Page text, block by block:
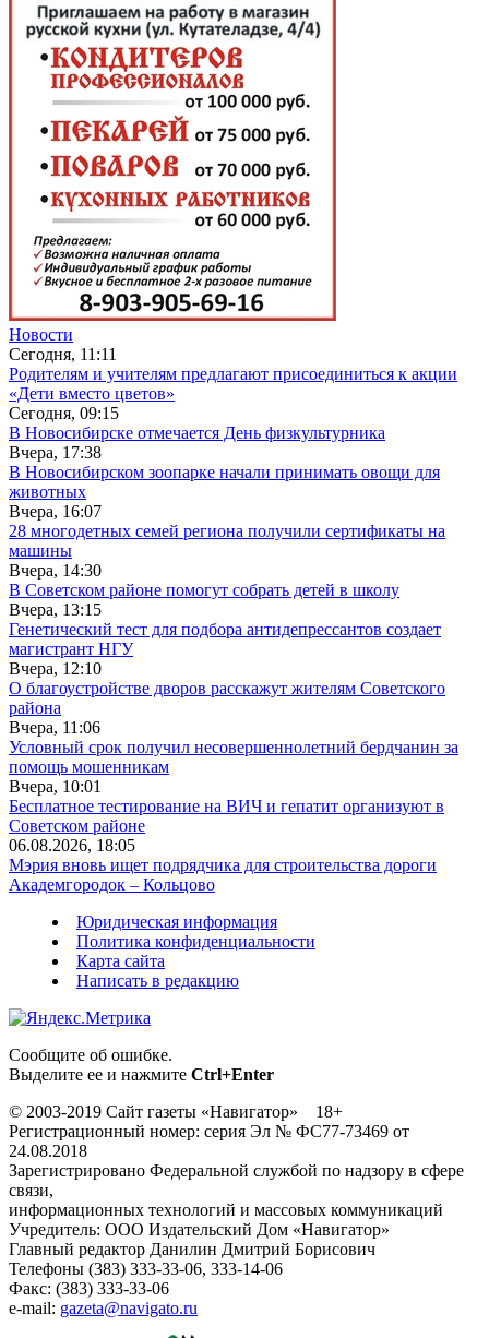
Новости
Сегодня, 11:11
Родителям и учителям предлагают присоединиться к акции
«Дети вместо цветов»
Сегодня, 09:15
В Новосибирске отмечается День физкультурника
Вчера, 17:38
В Новосибирском зоопарке начали принимать овощи для
животных
Вчера, 16:07
28 многодетных семей региона получили сертификаты на
машины
Вчера, 14:30
В Советском районе помогут собрать детей в школу
Вчера, 13:15
Генетический тест для подбора антидепрессантов создает
магистрант НГУ
Вчера, 12:10
О благоустройстве дворов расскажут жителям Советского
района
Вчера, 11:06
Условный срок получил несовершеннолетний бердчанин за
помощь мошенникам
Вчера, 10:01
Бесплатное тестирование на ВИЧ и гепатит организуют в
Советском районе
06.08.2026, 18:05
Мэрия вновь ищет подрядчика для строительства дороги
Академгородок – Кольцово
Юридическая информация
Политика конфиденциальности
Карта сайта
Написать в редакцию
Сообщите об ошибке.
Выделите ее и нажмите Ctrl+Enter
© 2003-2019 Сайт газеты «Навигатор» 18+
Регистрационный номер: серия Эл № ФС77-73469 от
24.08.2018
Зарегистрировано Федеральной службой по надзору в сфере
связи,
информационных технологий и массовых коммуникаций
Учредитель: ООО Издательский Дом «Навигатор»
Главный редактор Данилин Дмитрий Борисович
Телефоны (383) 333-33-06, 333-14-06
Факс: (383) 333-33-06
e-mail: gazeta@navigato.ru